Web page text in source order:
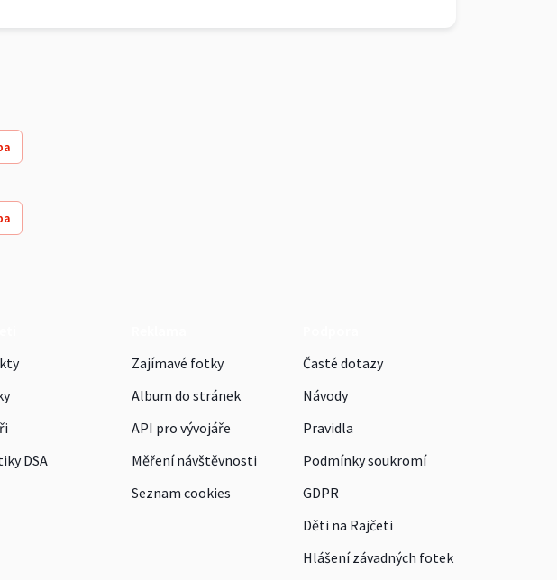
DSA
Zajímavé fotky
Album do stránek
API pro vývojáře
Měření návštěvnosti
Seznam cookies
Časté dotazy
Návody
Pravidla
Podmínky soukromí
GDPR
Děti na Rajčeti
Hlášení závadných fotek